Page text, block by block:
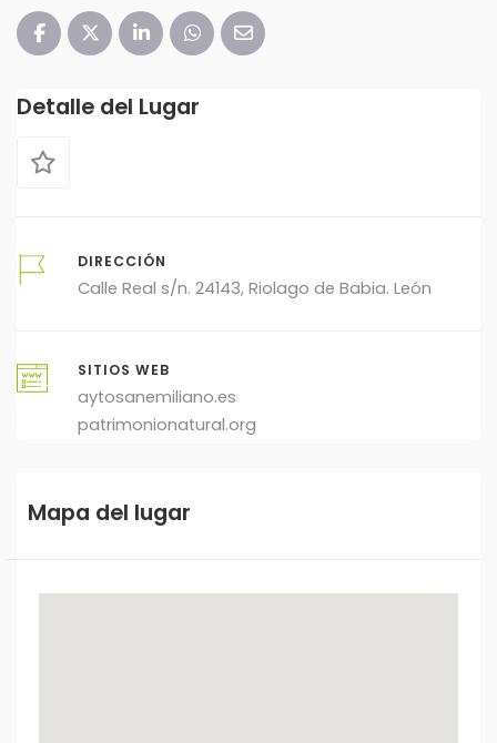
Detalle del Lugar
DIRECCIÓN
Calle Real s/n. 24143, Riolago de Babia. León
SITIOS WEB
aytosanemiliano.es
patrimonionatural.org
Mapa del lugar